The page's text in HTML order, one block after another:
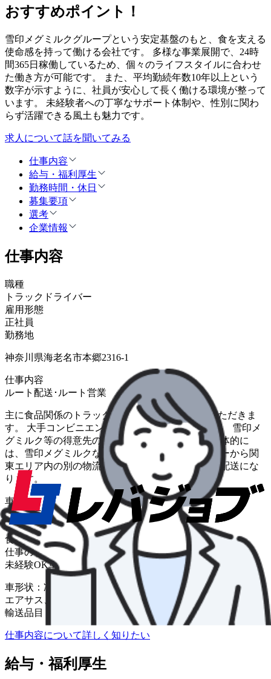
おすすめポイント！
雪印メグミルクグループという安定基盤のもと、食を支える
使命感を持って働ける会社です。 多様な事業展開で、24時
間365日稼働しているため、個々のライフスタイルに合わせ
た働き方が可能です。 また、平均勤続年数10年以上という
数字が示すように、社員が安心して長く働ける環境が整って
います。 未経験者への丁寧なサポート体制や、性別に関わ
らず活躍できる風土も魅力です。
求人について話を聞いてみる
仕事内容
給与・福利厚生
勤務時間・休日
募集要項
選考
企業情報
仕事内容
職種
トラックドライバー
雇用形態
正社員
勤務地
神奈川県海老名市本郷2316-1
仕事内容
ルート配送･ルート営業
主に食品関係のトラック輸配送業務を担当していただきま
す。 大手コンビニエンスストアの共配センターや、 雪印メ
グミルク等の得意先の輸配送業務を行います。 具体的に
は、雪印メグミルクなどの製造工場や 物流センターから関
東エリア内の別の物流センターや 取引先までの輸配送にな
ります。
車種
大型トラック
輸送品目
食品・飲料・菓子
仕事の特色
未経験OK車通勤OK
車形状：冷凍車、冷蔵車 特有：ジョロダー・ジョルダー、
エアサス、バックアイモニター装備、ドライブレコーダー
輸送品目：食品、空容器、冷凍品 飲料
仕事内容について詳しく知りたい
給与・福利厚生